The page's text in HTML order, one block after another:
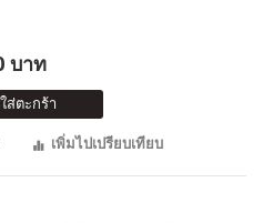
บาท
ส่ตะกร้า
เพิ่มไปเปรียบเทียบ